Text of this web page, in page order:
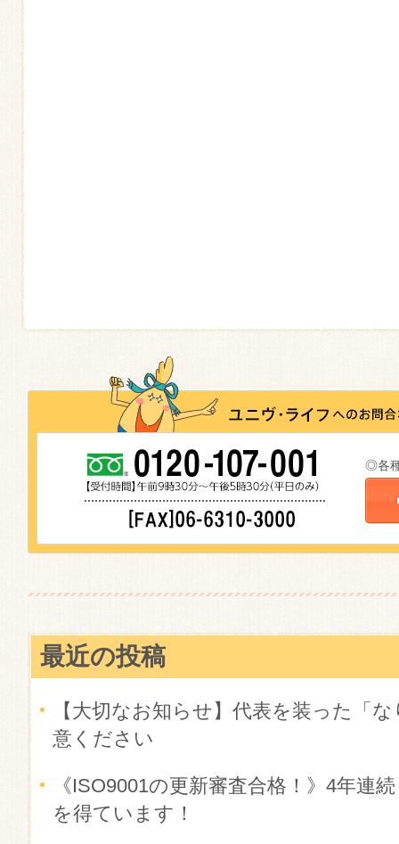
◎各
最近の投稿
【大切なお知らせ】代表を装った「
意ください
《ISO9001の更新審査合格！》4年連
を得ています！